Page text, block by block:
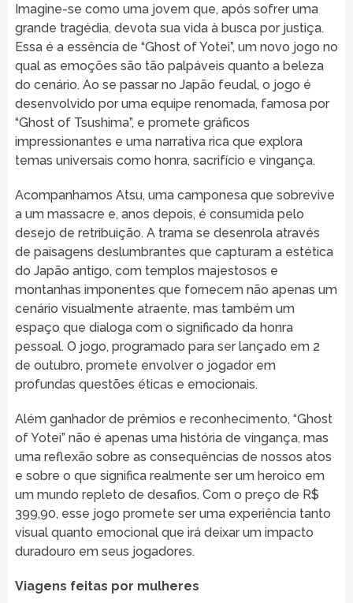
Imagine-se como uma jovem que, após sofrer uma
grande tragédia, devota sua vida à busca por justiça.
Essa é a essência de “Ghost of Yotei”, um novo jogo no
qual as emoções são tão palpáveis quanto a beleza
do cenário. Ao se passar no Japão feudal, o jogo é
desenvolvido por uma equipe renomada, famosa por
“Ghost of Tsushima”, e promete gráficos
impressionantes e uma narrativa rica que explora
temas universais como honra, sacrifício e vingança.
Acompanhamos Atsu, uma camponesa que sobrevive
a um massacre e, anos depois, é consumida pelo
desejo de retribuição. A trama se desenrola através
de paisagens deslumbrantes que capturam a estética
do Japão antigo, com templos majestosos e
montanhas imponentes que fornecem não apenas um
cenário visualmente atraente, mas também um
espaço que dialoga com o significado da honra
pessoal. O jogo, programado para ser lançado em 2
de outubro, promete envolver o jogador em
profundas questões éticas e emocionais.
Além ganhador de prêmios e reconhecimento, “Ghost
of Yotei” não é apenas uma história de vingança, mas
uma reflexão sobre as consequências de nossos atos
e sobre o que significa realmente ser um heroico em
um mundo repleto de desafios. Com o preço de R$
399,90, esse jogo promete ser uma experiência tanto
visual quanto emocional que irá deixar um impacto
duradouro em seus jogadores.
Viagens feitas por mulheres